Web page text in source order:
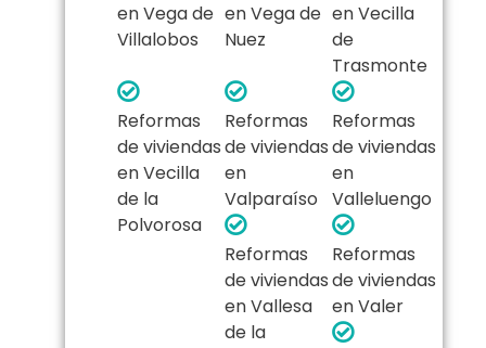
en Vega de
Villalobos
en Vega de
Nuez
en Vecilla
de
Trasmonte
Reformas
de viviendas
en Vecilla
de la
Polvorosa
Reformas
de viviendas
en
Valparaíso
Reformas
de viviendas
en
Valleluengo
Reformas
de viviendas
en Vallesa
de la
Reformas
de viviendas
en Valer